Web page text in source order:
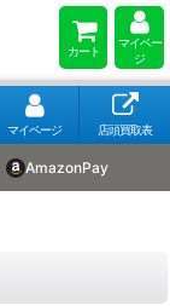
カート
マイペー
ジ
マイページ 店頭買取表
AmazonPay